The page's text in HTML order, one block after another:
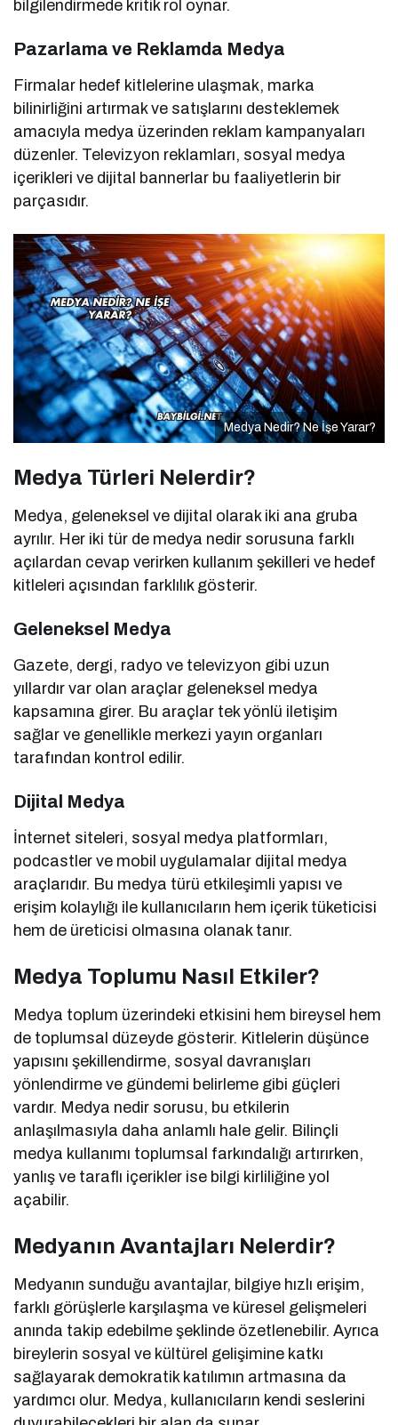
bilgilendirmede kritik rol oynar.
Pazarlama ve Reklamda Medya
Firmalar hedef kitlelerine ulaşmak, marka
bilinirliğini artırmak ve satışlarını desteklemek
amacıyla medya üzerinden reklam kampanyaları
düzenler. Televizyon reklamları, sosyal medya
içerikleri ve dijital bannerlar bu faaliyetlerin bir
parçasıdır.
Medya Nedir? Ne İşe Yarar?
Medya Türleri Nelerdir?
Medya, geleneksel ve dijital olarak iki ana gruba
ayrılır. Her iki tür de medya nedir sorusuna farklı
açılardan cevap verirken kullanım şekilleri ve hedef
kitleleri açısından farklılık gösterir.
Geleneksel Medya
Gazete, dergi, radyo ve televizyon gibi uzun
yıllardır var olan araçlar geleneksel medya
kapsamına girer. Bu araçlar tek yönlü iletişim
sağlar ve genellikle merkezi yayın organları
tarafından kontrol edilir.
Dijital Medya
İnternet siteleri, sosyal medya platformları,
podcastler ve mobil uygulamalar dijital medya
araçlarıdır. Bu medya türü etkileşimli yapısı ve
erişim kolaylığı ile kullanıcıların hem içerik tüketicisi
hem de üreticisi olmasına olanak tanır.
Medya Toplumu Nasıl Etkiler?
Medya toplum üzerindeki etkisini hem bireysel hem
de toplumsal düzeyde gösterir. Kitlelerin düşünce
yapısını şekillendirme, sosyal davranışları
yönlendirme ve gündemi belirleme gibi güçleri
vardır. Medya nedir sorusu, bu etkilerin
anlaşılmasıyla daha anlamlı hale gelir. Bilinçli
medya kullanımı toplumsal farkındalığı artırırken,
yanlış ve taraflı içerikler ise bilgi kirliliğine yol
açabilir.
Medyanın Avantajları Nelerdir?
Medyanın sunduğu avantajlar, bilgiye hızlı erişim,
farklı görüşlerle karşılaşma ve küresel gelişmeleri
anında takip edebilme şeklinde özetlenebilir. Ayrıca
bireylerin sosyal ve kültürel gelişimine katkı
sağlayarak demokratik katılımın artmasına da
yardımcı olur. Medya, kullanıcıların kendi seslerini